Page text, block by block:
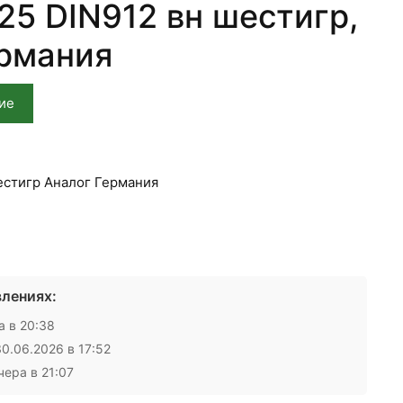
DIN912 вн шестигр,
Аналог Германия
в 20:38
в 17:52
в 21:07